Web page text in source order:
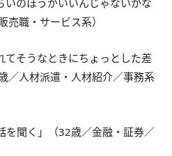
いのほうがいいんじゃないかな
売職・サービス系）
てそうなときにちょっとした差
／人材派遣・人材紹介／事務系
を聞く」（32歳／金融・証券／